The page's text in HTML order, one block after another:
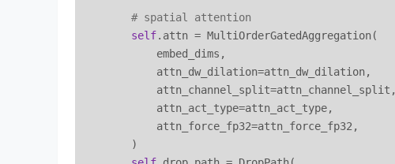
# spatial attention
self.attn = MultiOrderGatedAggregation(
            embed_dims,
            attn_dw_dilation=attn_dw_dilation,
            attn_channel_split=attn_channel_split,
            attn_act_type=attn_act_type,
            attn_force_fp32=attn_force_fp32,
        )